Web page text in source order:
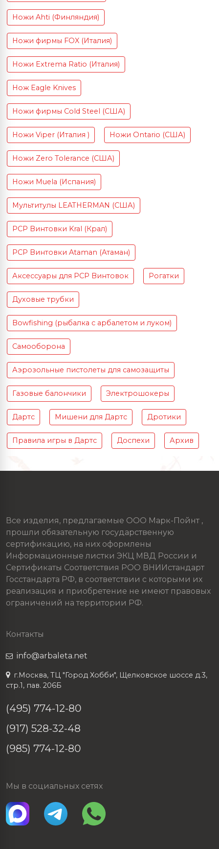
Ножи Ahti (Финляндия)
Ножи фирмы FOX (Италия)
Ножи Extrema Ratio (Италия)
Нож Eagle Knives
Ножи фирмы Cold Steel (США)
Ножи Viper (Италия ) Ножи Ontario (США)
Ножи Zero Tolerance (США)
Ножи Muela (Испания)
Мультитулы LEATHERMAN (США)
PCP Винтовки Kral (Крал)
PCP Винтовки Ataman (Атаман)
Аксессуары для PCP Винтовок Рогатки
Духовые трубки
Bowfishing (рыбалка с арбалетом и луком)
Самооборона
Аэрозольные пистолеты для самозащиты
Газовые балончики Электрошокеры
Дартс Мишени для Дартс Дротики
Правила игры в Дартс Доспехи Архив
Все изделия, предлагаемые ООО Марк-Пойнт ,
прошли обязательную государственную
сертификацию, на них оформлены
Информационные листки ЭКЦ МВД России и
Сертификаты Соответствия РОО ВНИИстандарт
Госстандарта РФ, в соответствии с которыми их
реализация и приобретение не имеют правовых
ограничений на территории РФ.
Контакты
info@arbaleta.net
г.Москва, ТЦ "Город Хобби", Щелковское шоссе д.3,
стр.1, пав. 206Б
(495) 774-12-80
(917) 528-32-48
(985) 774-12-80
Мы в социальных сетях